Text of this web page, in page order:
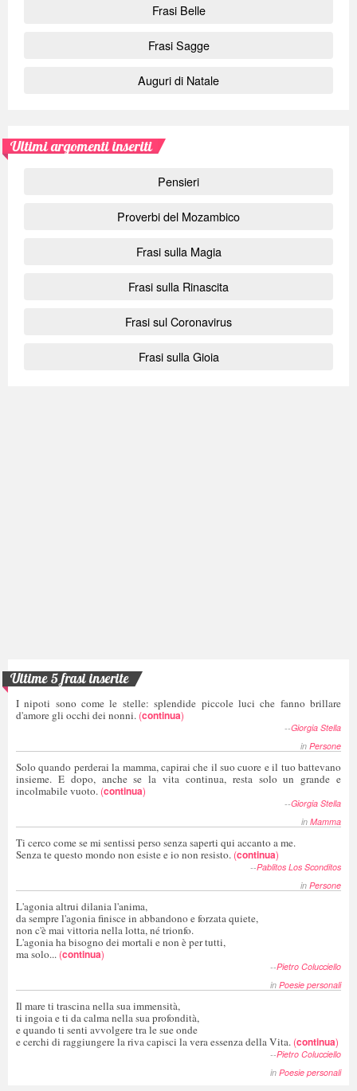
Frasi Belle
Frasi Sagge
Auguri di Natale
Ultimi argomenti inseriti
Pensieri
Proverbi del Mozambico
Frasi sulla Magia
Frasi sulla Rinascita
Frasi sul Coronavirus
Frasi sulla Gioia
Ultime 5 frasi inserite
I nipoti sono come le stelle: splendide piccole luci che fanno brillare
d'amore gli occhi dei nonni. (continua)
--Giorgia Stella
in Persone
Solo quando perderai la mamma, capirai che il suo cuore e il tuo battevano
insieme. E dopo, anche se la vita continua, resta solo un grande e
incolmabile vuoto. (continua)
--Giorgia Stella
in Mamma
Ti cerco come se mi sentissi perso senza saperti qui accanto a me.
Senza te questo mondo non esiste e io non resisto. (continua)
--Pablitos Los Sconditos
in Persone
L'agonia altrui dilania l'anima,
da sempre l'agonia finisce in abbandono e forzata quiete,
non c'è mai vittoria nella lotta, né trionfo.
L'agonia ha bisogno dei mortali e non è per tutti,
ma solo... (continua)
--Pietro Colucciello
in Poesie personali
Il mare ti trascina nella sua immensità,
ti ingoia e ti da calma nella sua profondità,
e quando ti senti avvolgere tra le sue onde
e cerchi di raggiungere la riva capisci la vera essenza della Vita. (continua)
--Pietro Colucciello
in Poesie personali